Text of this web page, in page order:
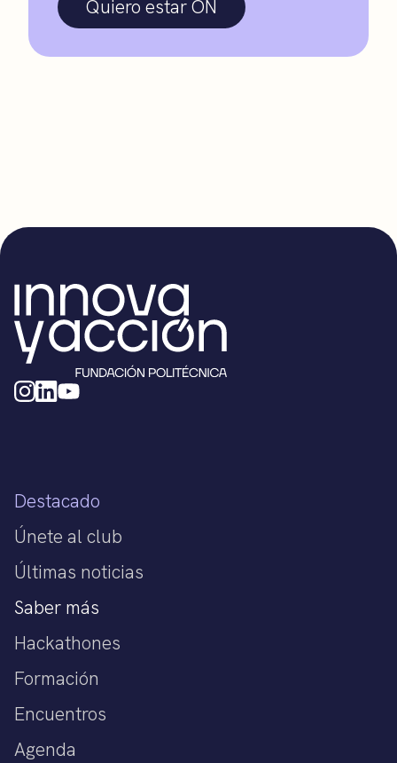
Quiero estar ON
Destacado
Únete al club
Últimas noticias
Saber más
Hackathones
Formación
Encuentros
Agenda